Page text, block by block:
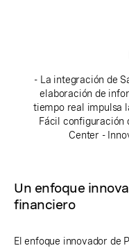
- La integración de
elaboración de
tiempo real impulsa
Fácil configuración
Center -
Un enfoque
financiero
El enfoque innovador de